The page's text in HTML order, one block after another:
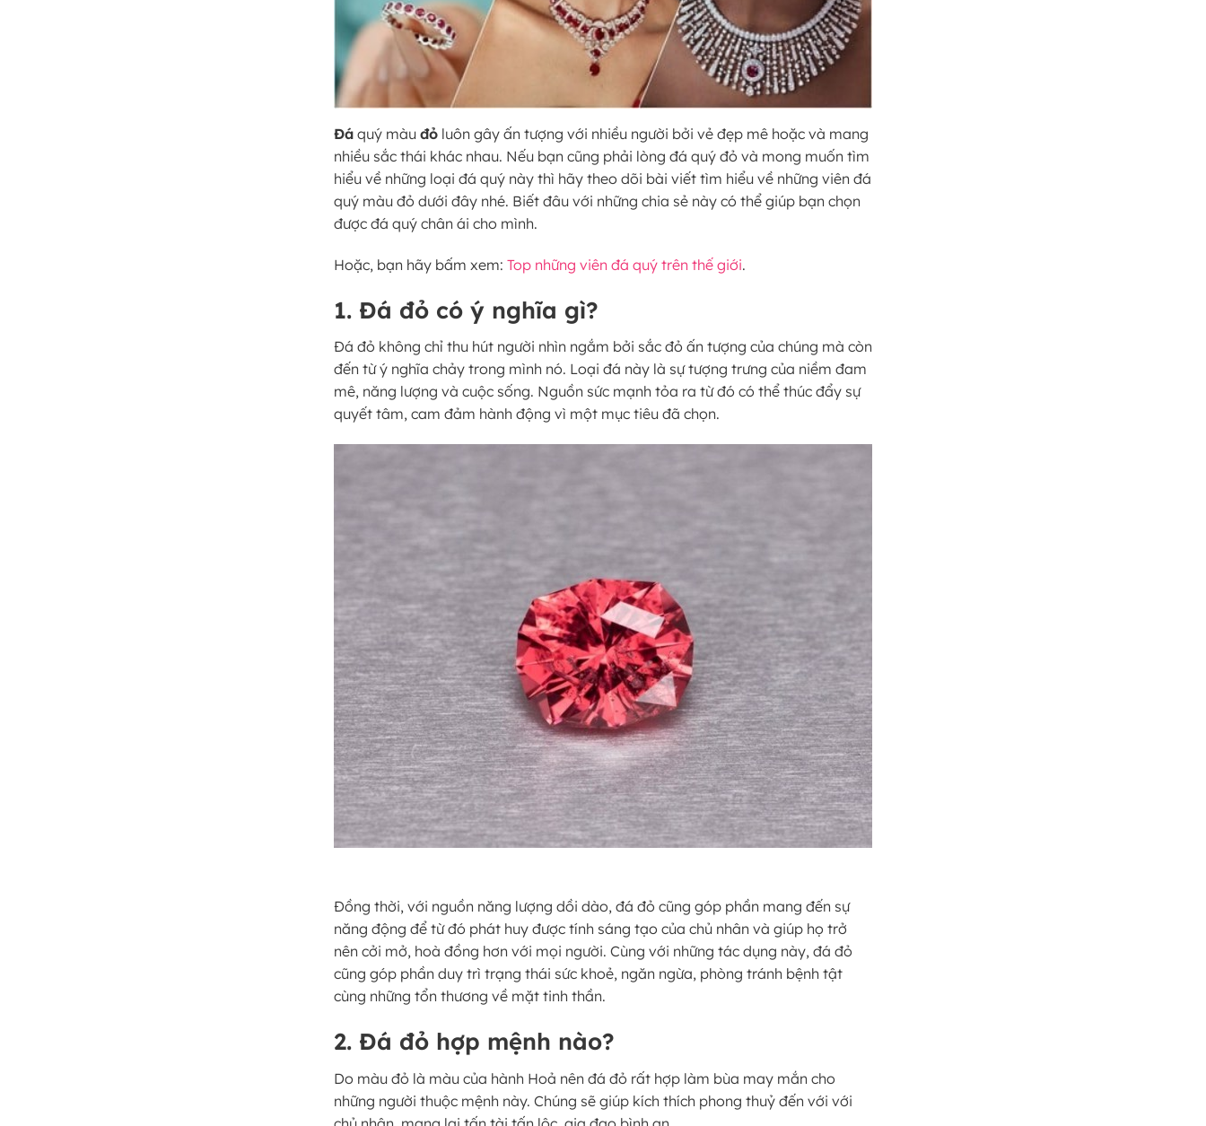
Đá quý màu đỏ luôn gây ấn tượng với nhiều người bởi vẻ đẹp mê hoặc và mang
nhiều sắc thái khác nhau. Nếu bạn cũng phải lòng đá quý đỏ và mong muốn tìm
hiểu về những loại đá quý này thì hãy theo dõi bài viết tìm hiểu về những viên đá
quý màu đỏ dưới đây nhé. Biết đâu với những chia sẻ này có thể giúp bạn chọn
được đá quý chân ái cho mình.
Hoặc, bạn hãy bấm xem: Top những viên đá quý trên thế giới.
1. Đá đỏ có ý nghĩa gì?
Đá đỏ không chỉ thu hút người nhìn ngắm bởi sắc đỏ ấn tượng của chúng mà còn
đến từ ý nghĩa chảy trong mình nó. Loại đá này là sự tượng trưng của niềm đam
mê, năng lượng và cuộc sống. Nguồn sức mạnh tỏa ra từ đó có thể thúc đẩy sự
quyết tâm, cam đảm hành động vì một mục tiêu đã chọn.
Đồng thời, với nguồn năng lượng dồi dào, đá đỏ cũng góp phần mang đến sự
năng động để từ đó phát huy được tính sáng tạo của chủ nhân và giúp họ trở
nên cởi mở, hoà đồng hơn với mọi người. Cùng với những tác dụng này, đá đỏ
cũng góp phần duy trì trạng thái sức khoẻ, ngăn ngừa, phòng tránh bệnh tật
cùng những tổn thương về mặt tinh thần.
2. Đá đỏ hợp mệnh nào?
Do màu đỏ là màu của hành Hoả nên đá đỏ rất hợp làm bùa may mắn cho
những người thuộc mệnh này. Chúng sẽ giúp kích thích phong thuỷ đến với với